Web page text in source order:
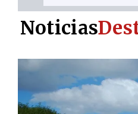
Noticias